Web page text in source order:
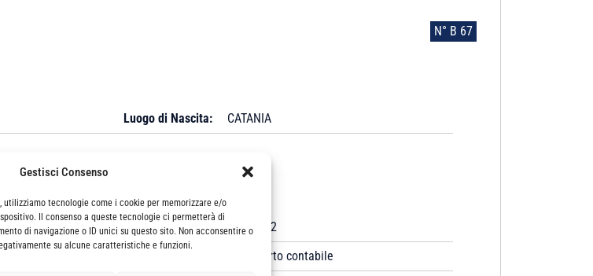
Gestisci Consenso
tecnologie come i cookie per memorizzare e/o
Il consenso a queste tecnologie ci permetterà di
di navigazione o ID unici su questo sito. Non acconsentire o
su alcune caratteristiche e funzioni.
N° B 67
Luogo di Nascita: CATANIA
Data Anzianità:
31/03/2022
esperto contabile